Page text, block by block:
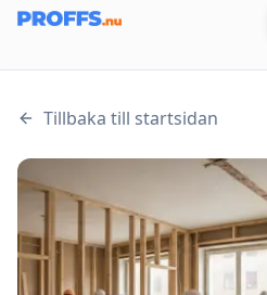
Tillbaka till startsidan